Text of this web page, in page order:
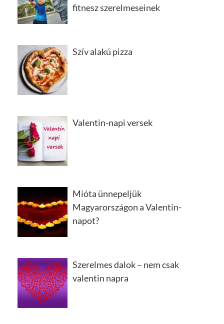
fitnesz szerelmeseinek
Szív alakú pizza
Valentin-napi versek
Mióta ünnepeljük
Magyarországon a Valentin-
napot?
Szerelmes dalok – nem csak
valentin napra